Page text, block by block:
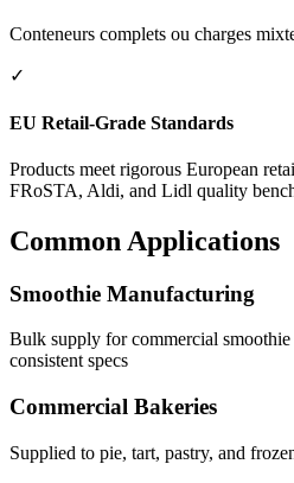
Conteneurs complets ou charges
✓
EU Retail-Grade Standards
Products meet rigorous European
FRoSTA, Aldi, and Lidl quality
Common Applications
Smoothie Manufacturing
Bulk supply for commercial
consistent specs
Commercial Bakeries
Supplied to pie, tart, pastry, and